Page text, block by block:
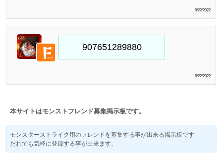
8/22/2022
8/22/2022
本サイトはモンストフレンド募集掲示板です。
モンスターストライク用のフレンドを募集する事が出来る掲示板です
だれでも気軽に登録する事が出来ます。